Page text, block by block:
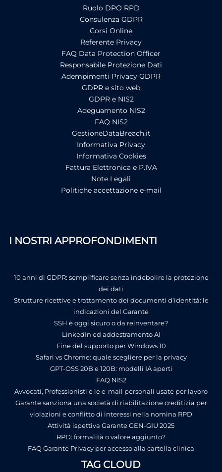
Ruolo DPO RPD
Consulenza GDPR
Corsi Online
Referente Privacy
FAQ Data Protection Officer
Responsabile Protezione Dati
Adempimenti Privacy GDPR
GDPR e sito web
GDPR e NIS2
Adeguamento NIS2
FAQ NIS2
GestioneDataBreach.it
Informativa Privacy
Informativa Cookies
Fattura Elettronica e P.IVA
Note Legali
Politiche accettazione e-mail
I NOSTRI APPROFONDIMENTI
10 anni di GDPR: semplificare senza indebolire la protezione
dei dati
Strutture ricettive e trattamento dei documenti d’identità: le
indicazioni del Garante
SSH è oggi sicuro o da reinventare?
LinkedIn ed addestramento AI
Fine del supporto per Windows 10
Safari vs Chrome: quale scegliere per la privacy
GPT-OSS 20B e 120B: modelli IA aperti
FAQ NIS2
Avvocati, Professionisti e le e-mail personali usate per lavoro
Garante sanziona una società di riabilitazione creditizia per
violazioni e conflitto di interessi nella nomina RPD
Attività ispettiva Garante GEN-GIU 2025
RPD: formalità o valore aggiunto?
FAQ Garante Privacy per accesso alla cartella clinica
TAG CLOUD